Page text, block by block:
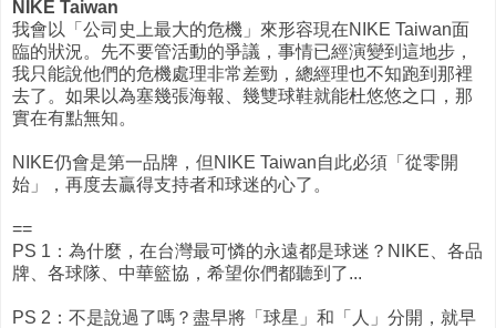
NIKE Taiwan
我會以「公司史上最大的危機」來形容現在NIKE Taiwan面
臨的狀況。先不要管活動的爭議，事情已經演變到這地步，
我只能說他們的危機處理非常差勁，總經理也不知跑到那裡
去了。如果以為塞幾張海報、幾雙球鞋就能杜悠悠之口，那
實在有點無知。
NIKE仍會是第一品牌，但NIKE Taiwan自此必須「從零開
始」，再度去贏得支持者和球迷的心了。
==
PS 1：為什麼，在台灣最可憐的永遠都是球迷？NIKE、各品
牌、各球隊、中華籃協，希望你們都聽到了...
PS 2：不是說過了嗎？盡早將「球星」和「人」分開，就早